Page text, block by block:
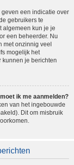
een indicatie over
gebruikers te
algemeen kun je je
een beheerder. Nu
met onzinnig veel
mogelijk het
kunnen je berichten
ik me aanmelden?
van het ingebouwde
Dit om misbruik